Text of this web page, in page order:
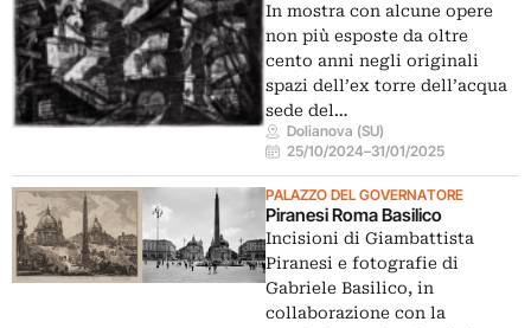
In mostra con alcune opere
non più esposte da oltre
cento anni negli originali
spazi dell’ex torre dell’acqua
sede del…
Dolianova (SU)
25/10/2024–31/01/2025
PALAZZO DEL GOVERNATORE
Piranesi Roma Basilico
Incisioni di Giambattista
Piranesi e fotografie di
Gabriele Basilico, in
collaborazione con la